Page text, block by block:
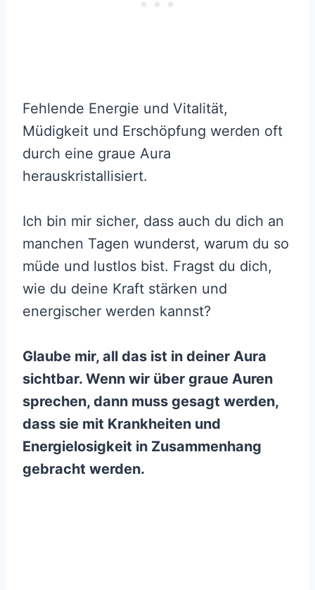
Fehlende Energie und Vitalität,
Müdigkeit und Erschöpfung werden oft
durch eine graue Aura
herauskristallisiert.
Ich bin mir sicher, dass auch du dich an
manchen Tagen wunderst, warum du so
müde und lustlos bist. Fragst du dich,
wie du deine Kraft stärken und
energischer werden kannst?
Glaube mir, all das ist in deiner Aura
sichtbar. Wenn wir über graue Auren
sprechen, dann muss gesagt werden,
dass sie mit Krankheiten und
Energielosigkeit in Zusammenhang
gebracht werden.